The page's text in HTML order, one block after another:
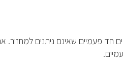
חד פעמיים שאינם ניתנים